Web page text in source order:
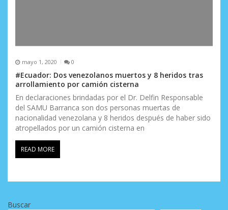
mayo 1, 2020 0
#Ecuador: Dos venezolanos muertos y 8 heridos tras
arrollamiento por camión cisterna
En declaraciones brindadas por el Dr. Delfin Responsable
del SAMU Barranca son dos personas muertas de
nacionalidad venezolana y 8 heridos después de haber sido
atropellados por un camión cisterna en
READ MORE
Buscar